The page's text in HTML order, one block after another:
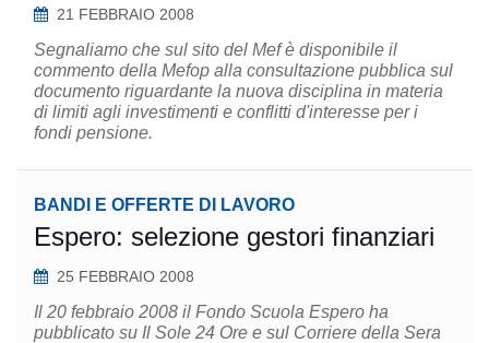
21 FEBBRAIO 2008
Segnaliamo che sul sito del Mef è disponibile il
commento della Mefop alla consultazione pubblica sul
documento riguardante la nuova disciplina in materia
di limiti agli investimenti e conflitti d'interesse per i
fondi pensione.
BANDI E OFFERTE DI LAVORO
Espero: selezione gestori finanziari
25 FEBBRAIO 2008
Il 20 febbraio 2008 il Fondo Scuola Espero ha
pubblicato su Il Sole 24 Ore e sul Corriere della Sera